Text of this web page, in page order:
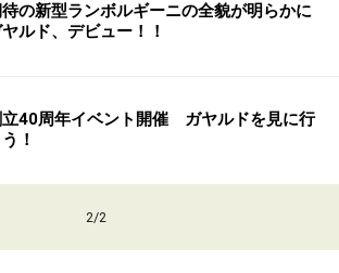
の新型ランボルギーニの全貌が明らかに
ルド、デビュー！！
40周年イベント開催 ガヤルドを見に行
！
2/2